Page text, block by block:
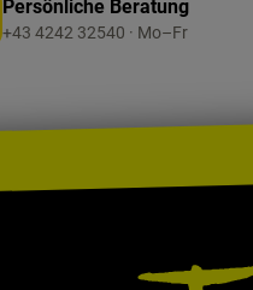
Persönliche Beratung
+43 4242 32540 · Mo–Fr